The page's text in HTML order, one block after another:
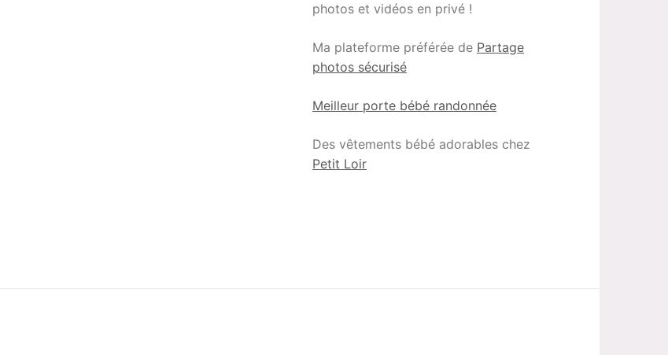
photos et vidéos en privé !
Ma plateforme préférée de Partage
photos sécurisé
Meilleur porte bébé randonnée
Des vêtements bébé adorables chez
Petit Loir